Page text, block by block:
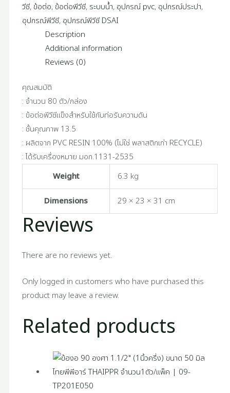
วีซี,ข้อต่อ,ข้อต่อพีวีซี, ระบบน้ำ, อุปกรณ์ pvc, อุปกรณ์ประปา,
อุปกรณ์พีวีซี, อุปกรณ์พีวีซี DSAI
Description
Additional information
Reviews (0)
คุณสมบัติ
: จำนวน 80 ตัว/กล่อง
: ข้อต่อพีวีซีแข็งสำหรับใช้กับท่อรับความดัน
: ชั้นคุณภาพ 13.5
: ผลิตจาก PVC RESIN 100% (ไม่ใช่ พลาสติกเก่า RECYCLE)
: ได้รับเครื่องหมาย มอก.1131-2535
Weight
6.3 kg
Dimensions 29 × 23 × 31 cm
Reviews
There are no reviews yet.
Only logged in customers who have purchased this
product may leave a review.
Related products